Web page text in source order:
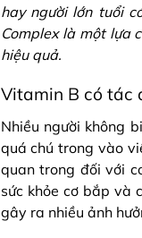
hay người lớn tuổi
Complex là một lựa
hiệu quả.
Vitamin B có tác
Nhiều người không
quá chú trong vào
quan trong đối với
sức khỏe cơ bắp và
gây ra nhiều ảnh